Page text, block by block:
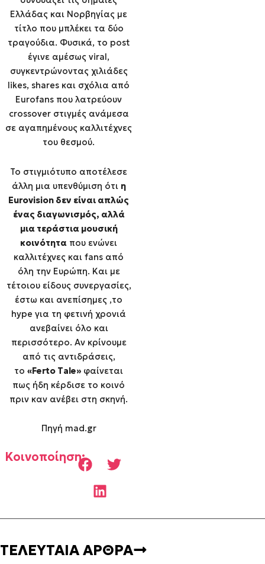
Ελλάδας και Νορβηγίας με
τίτλο που μπλέκει τα δύο
τραγούδια. Φυσικά, το post
έγινε αμέσως viral,
συγκεντρώνοντας χιλιάδες
likes, shares και σχόλια από
Eurofans που λατρεύουν
crossover στιγμές ανάμεσα
σε αγαπημένους καλλιτέχνες
του θεσμού.
Το στιγμιότυπο αποτέλεσε
άλλη μια υπενθύμιση ότι η
Eurovision δεν είναι απλώς
ένας διαγωνισμός, αλλά
μια τεράστια μουσική
κοινότητα που ενώνει
καλλιτέχνες και fans από
όλη την Ευρώπη. Και με
τέτοιου είδους συνεργασίες,
έστω και ανεπίσημες ,το
hype για τη φετινή χρονιά
ανεβαίνει όλο και
περισσότερο. Αν κρίνουμε
από τις αντιδράσεις,
το «Ferto Tale» φαίνεται
πως ήδη κέρδισε το κοινό
πριν καν ανέβει στη σκηνή.
Πηγή mad.gr
Κοινοποίηση:
ΤΕΛΕΥΤΑΙΑ ΑΡΘΡΑ